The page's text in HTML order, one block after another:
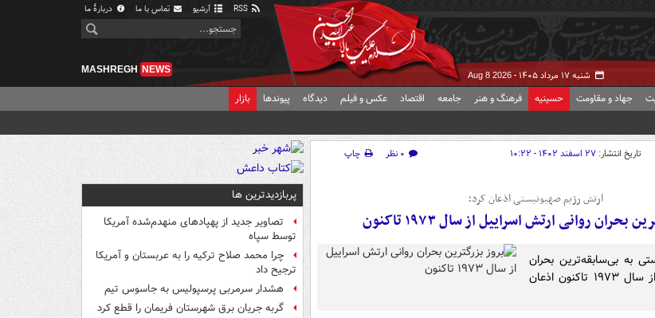
آرشیو تماس با ما دربارهٔ ما
شنبه ۱۷ مرداد ۱۴۰۵ - Aug 8 2026
MASHREGH NEWS
جهاد و مقاومت حسینیه فرهنگ و هنر جامعه اقتصاد عکس و فیلم دیدگاه پیوندها بازار
تاریخ انتشار: ۲۷ اسفند ۱۴۰۲ - ۱۰:۲۲ ۰ نظر
چاپ
ارتش رژیم صهیونیستی اذعان کرد؛
بحران روانی ارتش اسراییل از سال ۱۹۷۳ تاکنون
به بی‌سابقه‌ترین بحران
روانی نیروهای خود از سال ۱۹۷۳ تاکنون اذعان
پربازدیدترین ها
تصاویر جدید از پهپادهای منهدم‌شده آمریکا
توسط سپاه
چرا محمد صلاح ترکیه را به عربستان و آمریکا
ترجیح داد
هشدار سرمربی پرسپولیس به جاسوس تیم
گربه جریان برق شهرستان فریمان را قطع کرد